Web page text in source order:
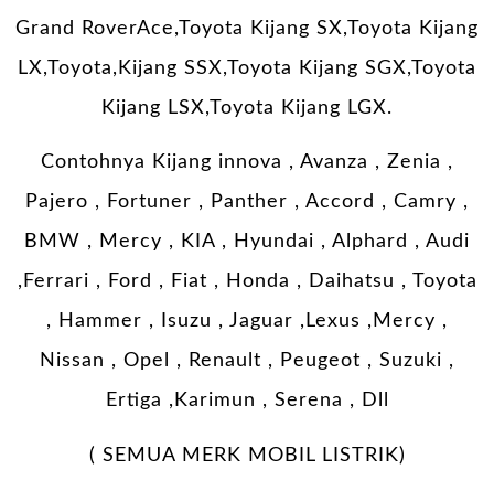
Grand RoverAce,Toyota Kijang SX,Toyota Kijang
LX,Toyota,Kijang SSX,Toyota Kijang SGX,Toyota
Kijang LSX,Toyota Kijang LGX.
Contohnya Kijang innova , Avanza , Zenia ,
Pajero , Fortuner , Panther , Accord , Camry ,
BMW , Mercy , KIA , Hyundai , Alphard , Audi
,Ferrari , Ford , Fiat , Honda , Daihatsu , Toyota
, Hammer , Isuzu , Jaguar ,Lexus ,Mercy ,
Nissan , Opel , Renault , Peugeot , Suzuki ,
Ertiga ,Karimun , Serena , Dll
( SEMUA MERK MOBIL LISTRIK)